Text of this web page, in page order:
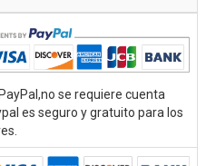
se requiere cuenta
es seguro y gratuito para los